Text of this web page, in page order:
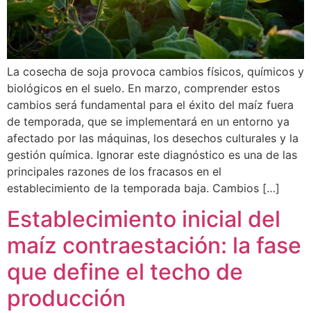
La cosecha de soja provoca cambios físicos, químicos y
biológicos en el suelo. En marzo, comprender estos
cambios será fundamental para el éxito del maíz fuera
de temporada, que se implementará en un entorno ya
afectado por las máquinas, los desechos culturales y la
gestión química. Ignorar este diagnóstico es una de las
principales razones de los fracasos en el
establecimiento de la temporada baja. Cambios […]
Establecimiento inicial del
maíz contraestación: la fase
que define el techo de
producción